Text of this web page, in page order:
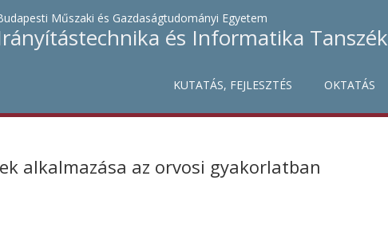
Műszaki és Gazdaságtudományi Egyetem
és Informatika Tanszék
KUTATÁS, FEJLESZTÉS OKTATÁS
alkalmazása az orvosi gyakorlatban